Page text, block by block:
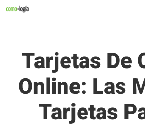
Saltar
Tarjetas De
Online: Las
Tarjetas